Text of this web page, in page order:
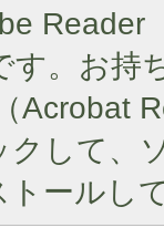
Reader
す。お持
Acrobat
クして、
トールし